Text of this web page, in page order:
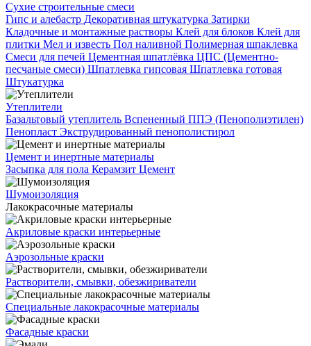
Сухие строительные смеси
Гипс и алебастр Декоративная штукатурка Затирки
Кладочные и монтажные растворы Клей для блоков Клей для
плитки Мел и известь Пол наливной Полимерная шпаклевка
Смеси для печей Цементная шпатлёвка ЦПС (Цементно-
песчаные смеси) Шпатлевка гипсовая Шпатлевка готовая
Штукатурка
Утеплители
Базальтовый утеплитель Вспененный ППЭ (Пенополиэтилен)
Пенопласт Экструдированный пенополистирол
Цемент и инертные материалы
Засыпка для пола Керамзит Цемент
Шумоизоляция
Лакокрасочные материалы
Акриловые краски интерьерные
Аэрозольные краски
Растворители, смывки, обезжириватели
Специальные лакокрасочные материалы
Фасадные краски